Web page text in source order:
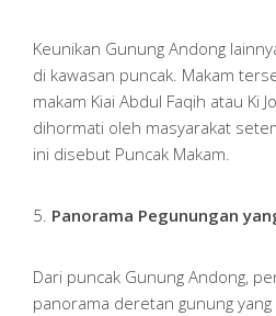
Keunikan Gunung Andong
di kawasan puncak. Makam
makam Kiai Abdul Faqih atau Ki
dihormati oleh masyarakat
ini disebut Puncak Makam.
5. Panorama Pegunungan
Dari puncak Gunung Andong,
panorama deretan gunung